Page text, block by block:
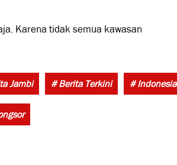
Karena tidak semua kawasan
Jambi # Berita Terkini # Indonesia